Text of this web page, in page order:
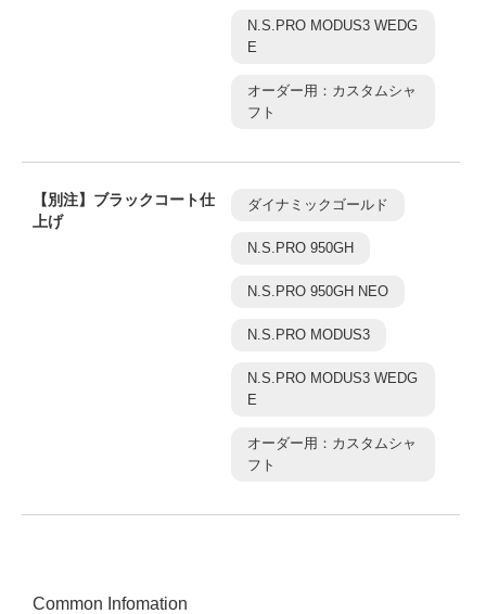
N.S.PRO MODUS3 WEDG
E
オーダー用：カスタムシャ
フト
【別注】ブラックコート仕
上げ
ダイナミックゴールド
N.S.PRO 950GH
N.S.PRO 950GH NEO
N.S.PRO MODUS3
N.S.PRO MODUS3 WEDG
E
オーダー用：カスタムシャ
フト
Common Infomation